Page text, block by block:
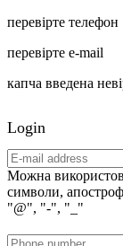
перевірте телефон
перевірте e-mail
капча введена
Login
Можна
символи,
"@", "-", "_"